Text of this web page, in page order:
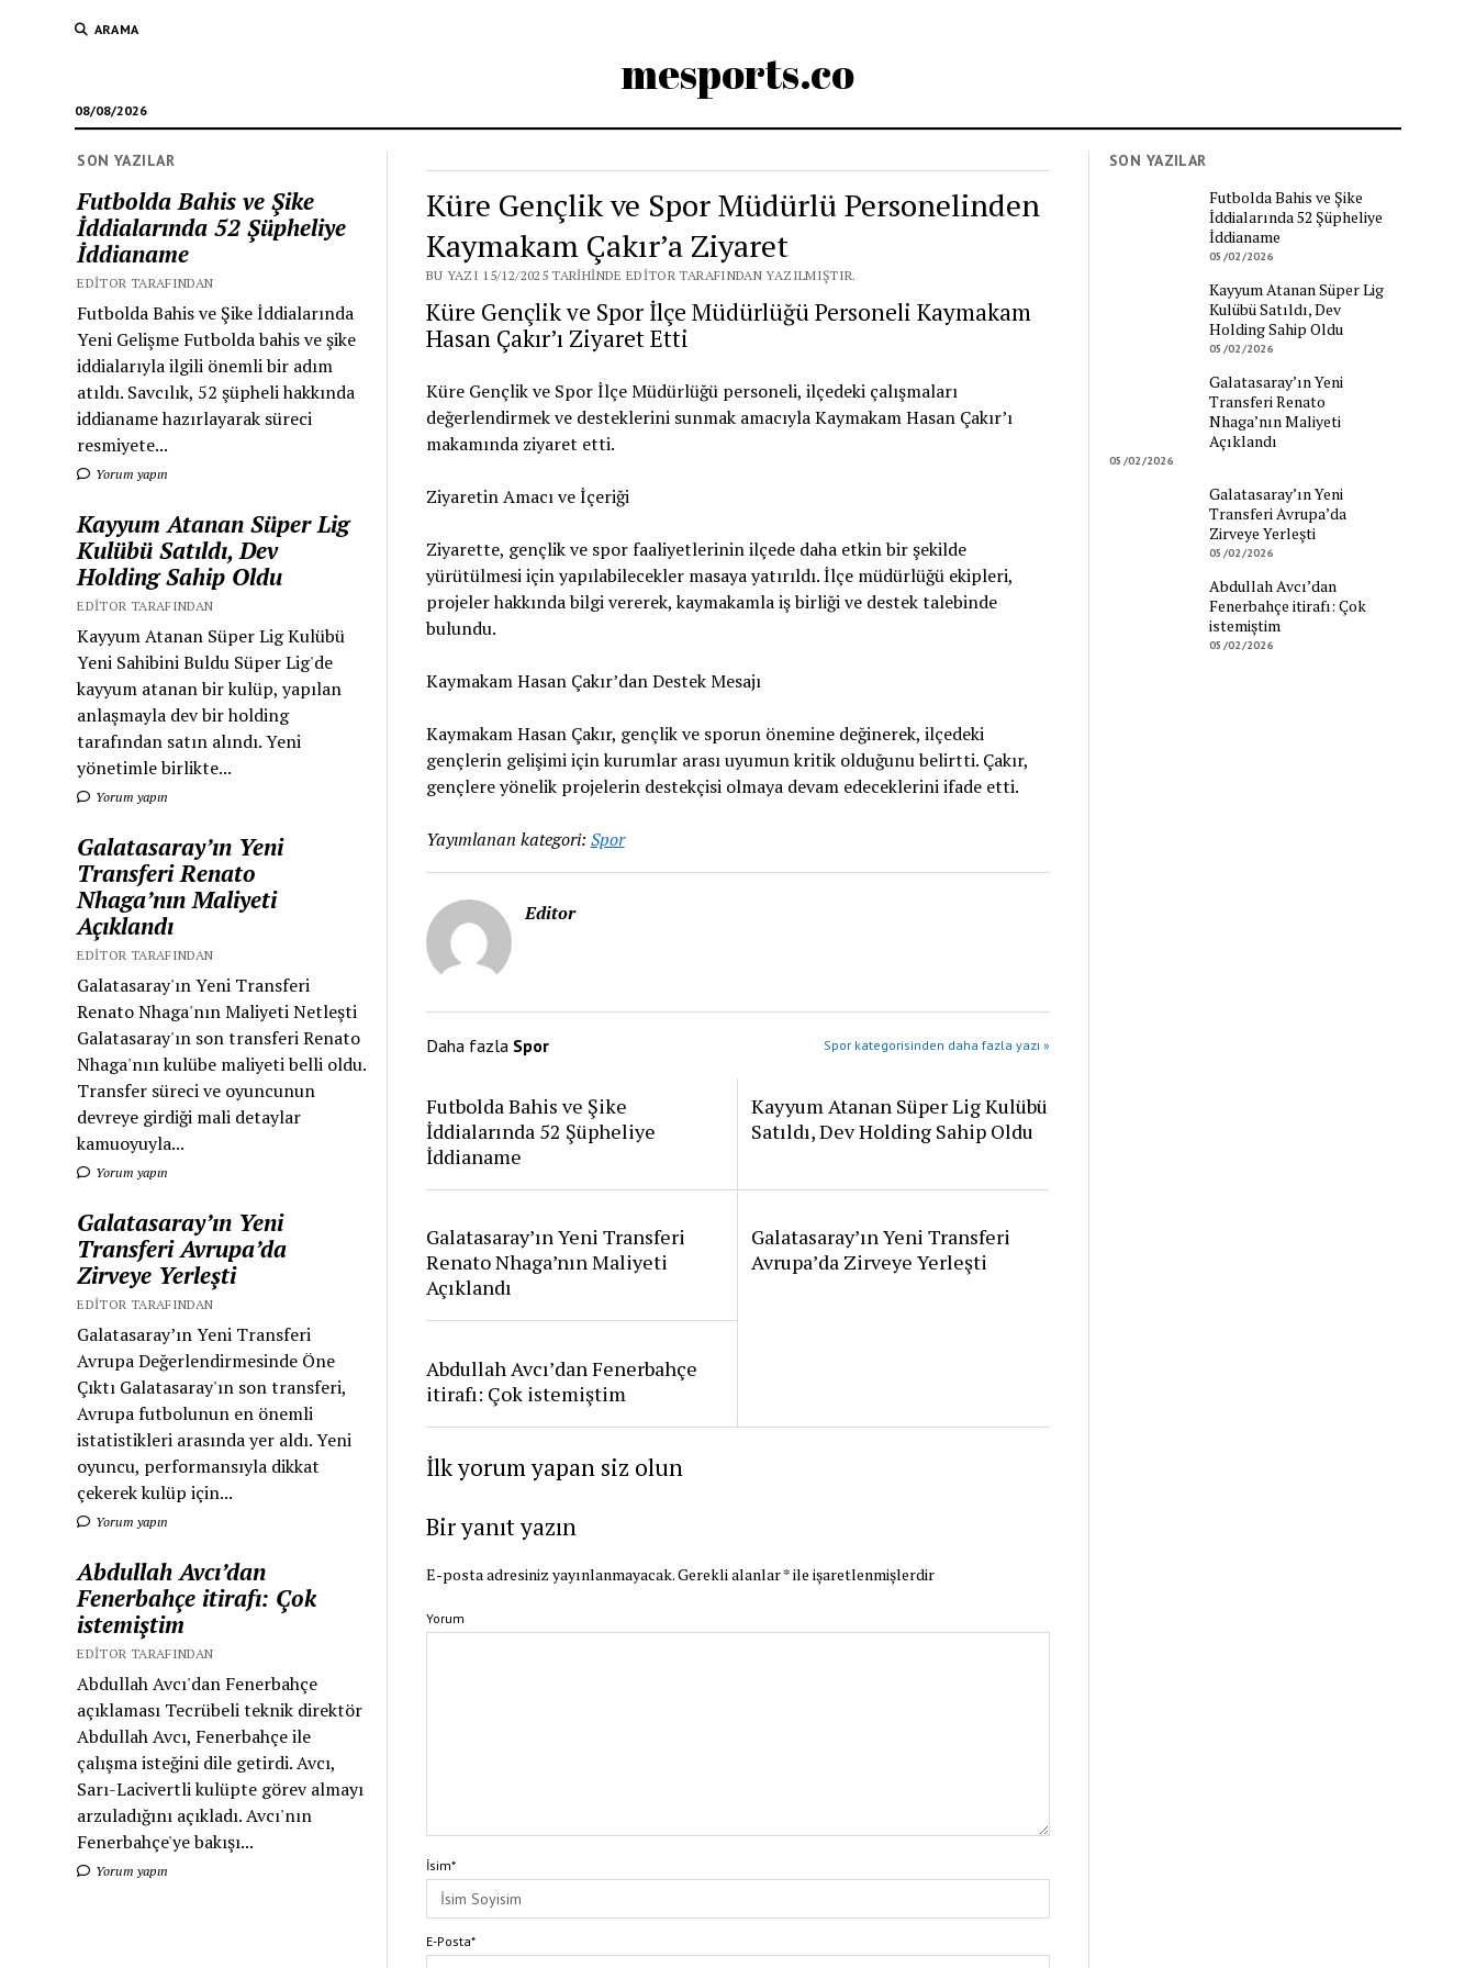
ARAMA
mesports.co
08/08/2026
SON YAZILAR
Futbolda Bahis ve Şike
İddialarında 52 Şüpheliye
İddianame
EDITOR TARAFINDAN
Futbolda Bahis ve Şike İddialarında
Yeni Gelişme Futbolda bahis ve şike
iddialarıyla ilgili önemli bir adım
atıldı. Savcılık, 52 şüpheli hakkında
iddianame hazırlayarak süreci
resmiyete...
Yorum yapın
Kayyum Atanan Süper Lig
Kulübü Satıldı, Dev
Holding Sahip Oldu
EDITOR TARAFINDAN
Kayyum Atanan Süper Lig Kulübü
Yeni Sahibini Buldu Süper Lig'de
kayyum atanan bir kulüp, yapılan
anlaşmayla dev bir holding
tarafından satın alındı. Yeni
yönetimle birlikte...
Yorum yapın
Galatasaray’ın Yeni
Transferi Renato
Nhaga’nın Maliyeti
Açıklandı
EDITOR TARAFINDAN
Galatasaray'ın Yeni Transferi
Renato Nhaga'nın Maliyeti Netleşti
Galatasaray'ın son transferi Renato
Nhaga'nın kulübe maliyeti belli oldu.
Transfer süreci ve oyuncunun
devreye girdiği mali detaylar
kamuoyuyla...
Yorum yapın
Galatasaray’ın Yeni
Transferi Avrupa’da
Zirveye Yerleşti
EDITOR TARAFINDAN
Galatasaray’ın Yeni Transferi
Avrupa Değerlendirmesinde Öne
Çıktı Galatasaray'ın son transferi,
Avrupa futbolunun en önemli
istatistikleri arasında yer aldı. Yeni
oyuncu, performansıyla dikkat
çekerek kulüp için...
Yorum yapın
Abdullah Avcı’dan
Fenerbahçe itirafı: Çok
istemiştim
EDITOR TARAFINDAN
Abdullah Avcı'dan Fenerbahçe
açıklaması Tecrübeli teknik direktör
Abdullah Avcı, Fenerbahçe ile
çalışma isteğini dile getirdi. Avcı,
Sarı-Lacivertli kulüpte görev almayı
arzuladığını açıkladı. Avcı'nın
Fenerbahçe'ye bakışı...
Yorum yapın
Küre Gençlik ve Spor Müdürlü Personelinden
Kaymakam Çakır’a Ziyaret
BU YAZI 15/12/2025 TARIHINDE EDITOR TARAFINDAN YAZILMIŞTIR.
Küre Gençlik ve Spor İlçe Müdürlüğü Personeli Kaymakam
Hasan Çakır’ı Ziyaret Etti
Küre Gençlik ve Spor İlçe Müdürlüğü personeli, ilçedeki çalışmaları
değerlendirmek ve desteklerini sunmak amacıyla Kaymakam Hasan Çakır’ı
makamında ziyaret etti.
Ziyaretin Amacı ve İçeriği
Ziyarette, gençlik ve spor faaliyetlerinin ilçede daha etkin bir şekilde
yürütülmesi için yapılabilecekler masaya yatırıldı. İlçe müdürlüğü ekipleri,
projeler hakkında bilgi vererek, kaymakamla iş birliği ve destek talebinde
bulundu.
Kaymakam Hasan Çakır’dan Destek Mesajı
Kaymakam Hasan Çakır, gençlik ve sporun önemine değinerek, ilçedeki
gençlerin gelişimi için kurumlar arası uyumun kritik olduğunu belirtti. Çakır,
gençlere yönelik projelerin destekçisi olmaya devam edeceklerini ifade etti.
Yayımlanan kategori: Spor
Editor
Daha fazla Spor Spor kategorisinden daha fazla yazı »
Futbolda Bahis ve Şike
İddialarında 52 Şüpheliye
İddianame
Kayyum Atanan Süper Lig Kulübü
Satıldı, Dev Holding Sahip Oldu
Galatasaray’ın Yeni Transferi
Renato Nhaga’nın Maliyeti
Açıklandı
Galatasaray’ın Yeni Transferi
Avrupa’da Zirveye Yerleşti
Abdullah Avcı’dan Fenerbahçe
itirafı: Çok istemiştim
İlk yorum yapan siz olun
Bir yanıt yazın
E-posta adresiniz yayınlanmayacak.Gerekli alanlar*ile işaretlenmişlerdir
Yorum
İsim*
E-Posta*
SON YAZILAR
Futbolda Bahis ve Şike
İddialarında 52 Şüpheliye
İddianame
05/02/2026
Kayyum Atanan Süper Lig
Kulübü Satıldı, Dev
Holding Sahip Oldu
05/02/2026
Galatasaray’ın Yeni
Transferi Renato
Nhaga’nın Maliyeti
Açıklandı
05/02/2026
Galatasaray’ın Yeni
Transferi Avrupa’da
Zirveye Yerleşti
05/02/2026
Abdullah Avcı’dan
Fenerbahçe itirafı: Çok
istemiştim
05/02/2026